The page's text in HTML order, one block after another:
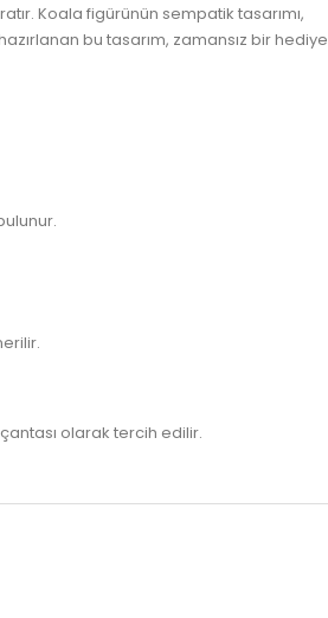
Koala figürünün sempatik tasarımı,
bu tasarım, zamansız bir hediye
olarak tercih edilir.